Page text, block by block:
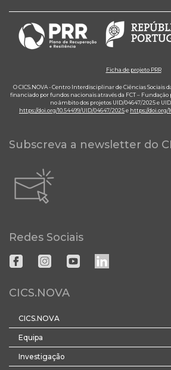
Ficha de projeto PRR
O CICS.NOVA - Centro Interdisciplinar de Ciências Sociais
financiado por fundos nacionais através da FCT – Fundação
no âmbito dos projetos UID/04647/2025 e
https://doi.org/10.54499/UID/04647/2025e https://doi.org/
Subscreva a newsletter do
Redes Sociais
CICS.NOVA
CICS.NOVA
Equipa
Investigação